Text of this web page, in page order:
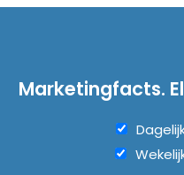
Marketingfacts.